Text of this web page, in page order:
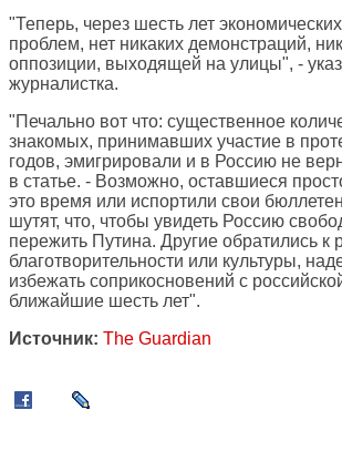
"Теперь, через шесть лет
проблем, нет никаких демонстраций,
оппозиции, выходящей на улицы", -
журналистка.
"Печально вот что: существенное
знакомых, принимавших участие в
годов, эмигрировали и в Россию не
в статье. - Возможно, оставшиеся
это время или испортили свои
шутят, что, чтобы увидеть Россию
пережить Путина. Другие обратились к
благотворительности или культуры,
избежать соприкосновений с
ближайшие шесть лет".
Источник: The Guardian